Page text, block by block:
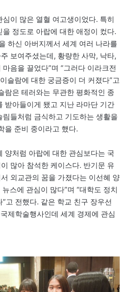
이 많은 열혈 여고생이었다. 특히
정도로 아랍에 대한 애정이 컸다.
하신 아버지께서 세계 여러 나라를
보여주셨는데, 황량한 사막, 낙타,
음을 끌었다”며 “그러다 이라크전
슬람에 대한 궁금증이 더 커졌다”고
람은 테러와는 무관한 평화적인 종
받아들이게 됐고 지난 라마단 기간
들처럼 금식하고 기도하는 생활을
을 준비 중이라고 했다.
양처럼 아랍에 대한 관심보다는 국
많아 참석한 케이스다. 반기문 유
외교관의 꿈을 가졌다는 이선혜 양
스에 관심이 많다”며 “대학도 정치
고 전했다. 같은 학교 친구 장우선
제학술행사인데 세계 경제에 관심